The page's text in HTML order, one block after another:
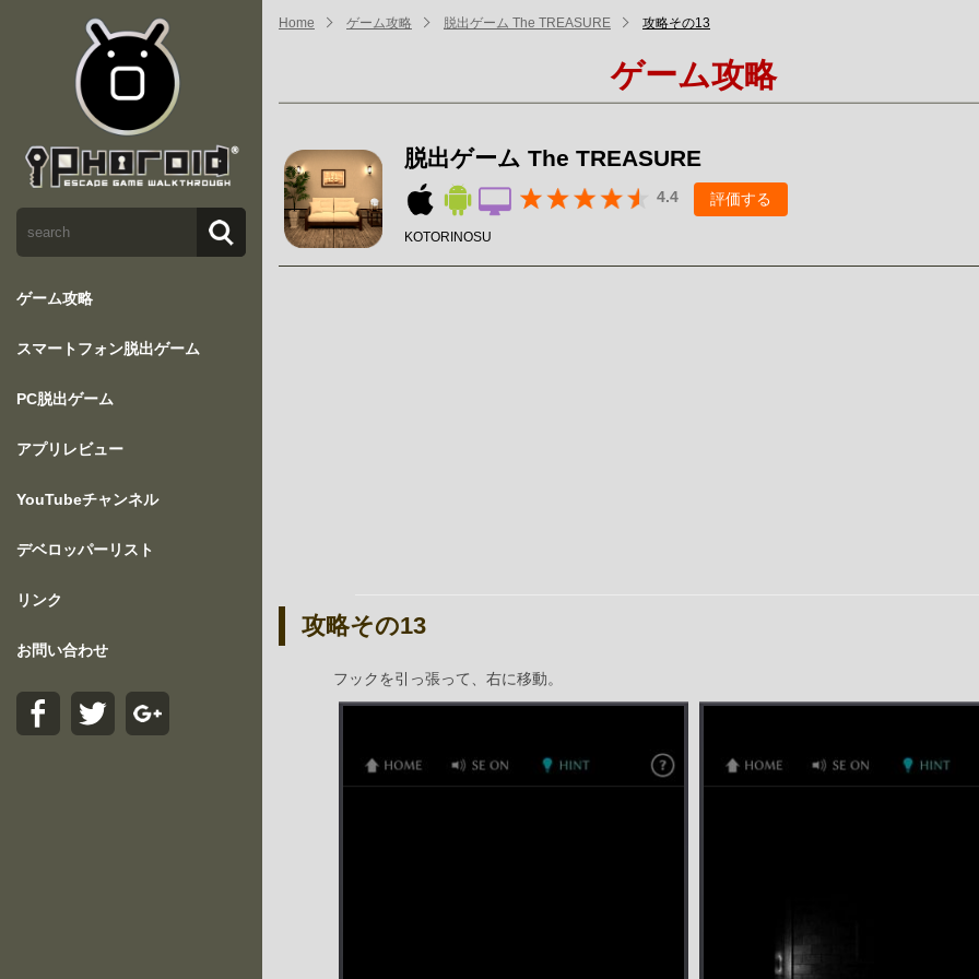
ゲーム攻略
スマートフォン脱出ゲーム
PC脱出ゲーム
アプリレビュー
YouTubeチャンネル
デベロッパーリスト
リンク
お問い合わせ
Home ゲーム攻略 脱出ゲーム The TREASURE 攻略その13
ゲーム攻略
脱出ゲーム The TREASURE
4.4 評価する
KOTORINOSU
攻略その13
フックを引っ張って、右に移動。